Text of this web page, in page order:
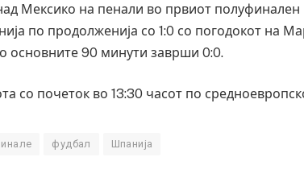
Мексико на пенали во првиот полуфинален
по продолженија со 1:0 со погодокот на
основните 90 минути заврши 0:0.
со почеток во 13:30 часот по
фудбал Шпанија